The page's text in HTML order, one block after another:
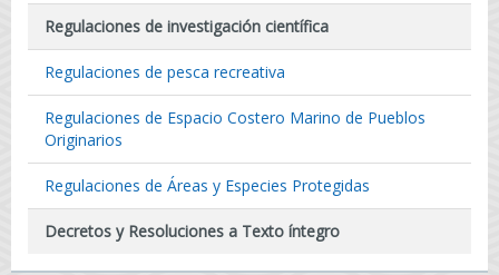
Regulaciones de investigación científica
Regulaciones de pesca recreativa
Regulaciones de Espacio Costero Marino de Pueblos
Originarios
Regulaciones de Áreas y Especies Protegidas
Decretos y Resoluciones a Texto íntegro